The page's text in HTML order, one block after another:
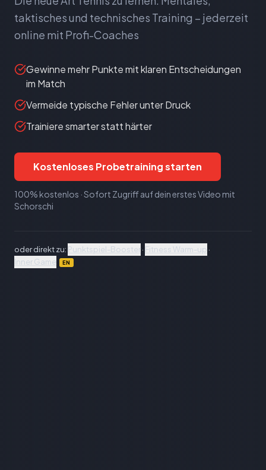
taktisches und technisches Training – jederzeit
online mit Profi-Coaches
Gewinne mehr Punkte mit klaren Entscheidungen
im Match
Vermeide typische Fehler unter Druck
Trainiere smarter statt härter
Kostenloses Probetraining starten
100% kostenlos · Sofort Zugriff auf dein erstes Video mit
Schorschi
oder direkt zu: Punktspiel-Booster· Fitness Warm-up ·
Inner Game
EN